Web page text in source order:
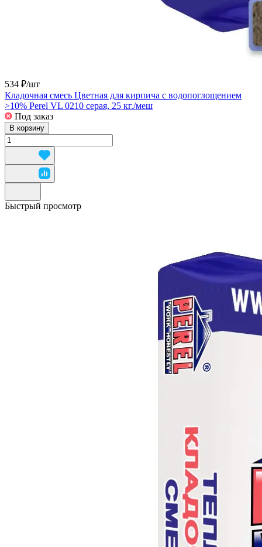
534 ₽/шт
Кладочная смесь Цветная для кирпича с водопоглощением
>10% Perel VL 0210 серая, 25 кг./меш
Под заказ
В корзину
Быстрый просмотр